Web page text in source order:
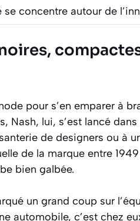
se concentre autour de
pour s’en emparer à
Nash, lui, s’est lancé
de designers ou à
de la marque entre
bien galbée.
un grand coup sur
automobile, c’est chez